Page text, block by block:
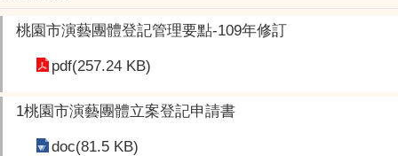
桃園市演藝團體登記管理要點-109年修訂
pdf(257.24 KB)
1桃園市演藝團體立案登記申請書
doc(81.5 KB)